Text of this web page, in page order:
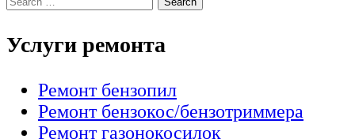
Услуги ремонта
Ремонт бензопил
Ремонт бензокос/бензотриммера
Ремонт газонокосилок